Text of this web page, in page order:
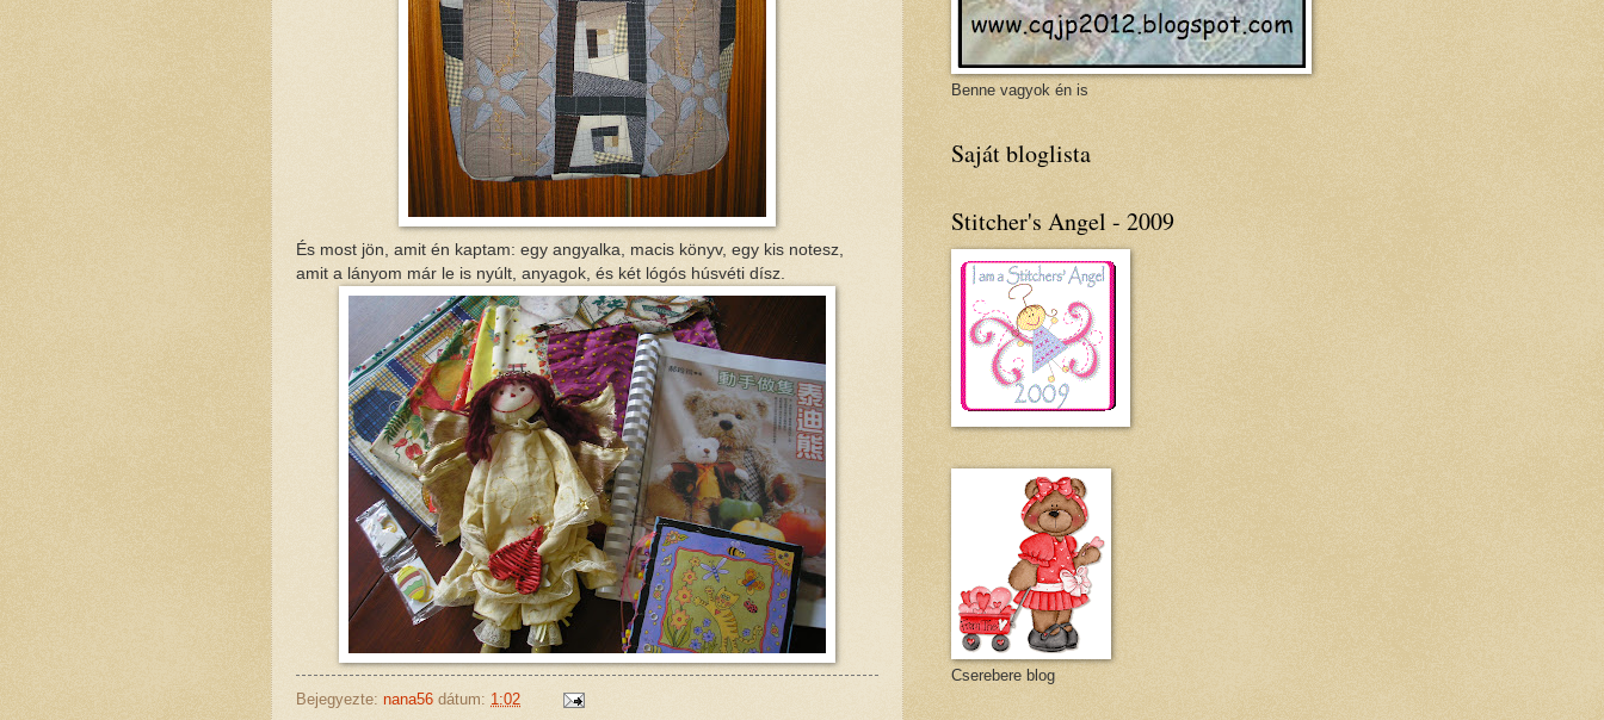
És most jön, amit én kaptam: egy angyalka, macis könyv, egy kis notesz,
amit a lányom már le is nyúlt, anyagok, és két lógós húsvéti dísz.
Bejegyezte: nana56 dátum: 1:02
Benne vagyok én is
Saját bloglista
Stitcher's Angel - 2009
Cserebere blog